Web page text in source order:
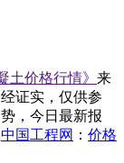
土价格行情》 来
证实，仅供参
，今日最新报
中国工程网 ： 价格